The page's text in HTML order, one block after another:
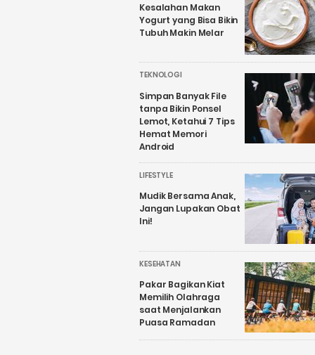
Kesalahan Makan
Yogurt yang Bisa Bikin
Tubuh Makin Melar
TEKNOLOGI
Simpan Banyak File
tanpa Bikin Ponsel
Lemot, Ketahui 7 Tips
Hemat Memori
Android
LIFESTYLE
Mudik Bersama Anak,
Jangan Lupakan Obat
Ini!
KESEHATAN
Pakar Bagikan Kiat
Memilih Olahraga
saat Menjalankan
Puasa Ramadan